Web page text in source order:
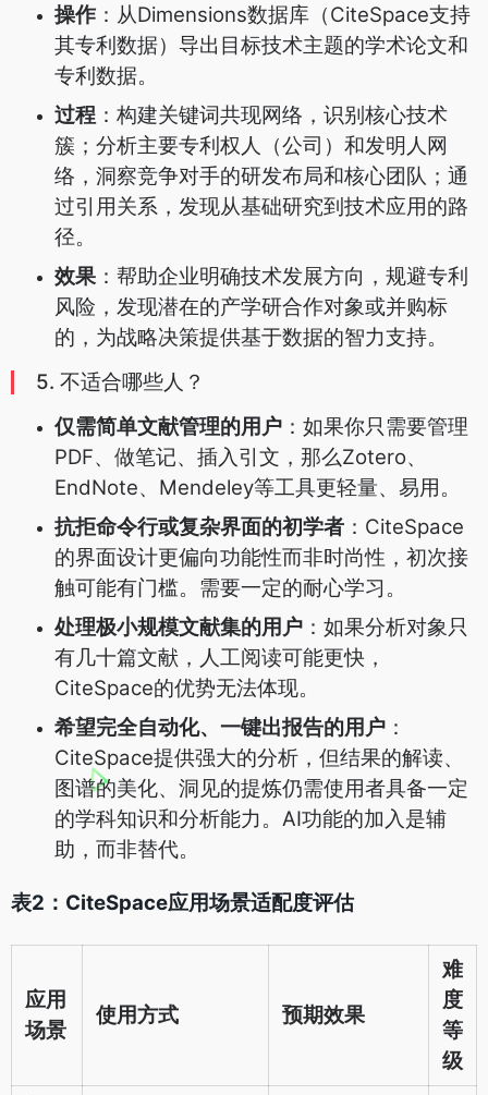
操作 ：从Dimensions数据库（CiteSpace支持
其专利数据）导出目标技术主题的学术论文和
专利数据。
过程 ：构建关键词共现网络，识别核心技术
簇；分析主要专利权人（公司）和发明人网
络，洞察竞争对手的研发布局和核心团队；通
过引用关系，发现从基础研究到技术应用的路
径。
效果：帮助企业明确技术发展方向，规避专利
风险，发现潜在的产学研合作对象或并购标
的，为战略决策提供基于数据的智力支持。
5. 不适合哪些人？
仅需简单文献管理的用户 ：如果你只需要管理
PDF、做笔记、插入引文，那么Zotero、
EndNote、Mendeley等工具更轻量、易用。
抗拒命令行或复杂界面的初学者 ：CiteSpace
的界面设计更偏向功能性而非时尚性，初次接
触可能有门槛。需要一定的耐心学习。
处理极小规模文献集的用户 ：如果分析对象只
有几十篇文献，人工阅读可能更快，
CiteSpace的优势无法体现。
希望完全自动化、一键出报告的用户 ：
CiteSpace提供强大的分析，但结果的解读、
图谱的美化、洞见的提炼仍需使用者具备一定
的学科知识和分析能力。AI功能的加入是辅
助，而非替代。
表2：CiteSpace应用场景适配度评估
应用
场景
使用方式 预期效果
难
度
等
级